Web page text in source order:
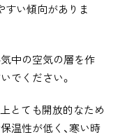
い傾向がありま
中の空気の層を作
でください。
上とても開放的なため
温性が低く、寒い時